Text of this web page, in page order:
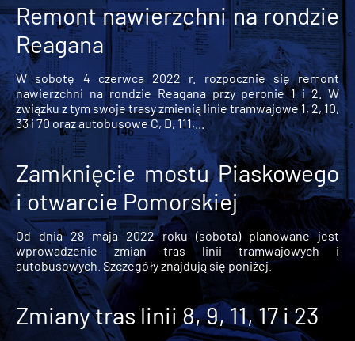
Remont nawierzchni na rondzie
Reagana
W sobotę 4 czerwca 2022 r. rozpocznie się remont
nawierzchni na rondzie Reagana przy peronie 1 i 2. W
związku z tym swoje trasy zmienią linie tramwajowe 1, 2, 10,
33 i 70 oraz autobusowe C, D, 111,...
Zamknięcie mostu Piaskowego
i otwarcie Pomorskiej
Od dnia 28 maja 2022 roku (sobota) planowane jest
wprowadzenie zmian tras linii tramwajowych i
autobusowych. Szczegóły znajdują się poniżej.
Zmiany tras linii 8, 9, 11, 17 i 23